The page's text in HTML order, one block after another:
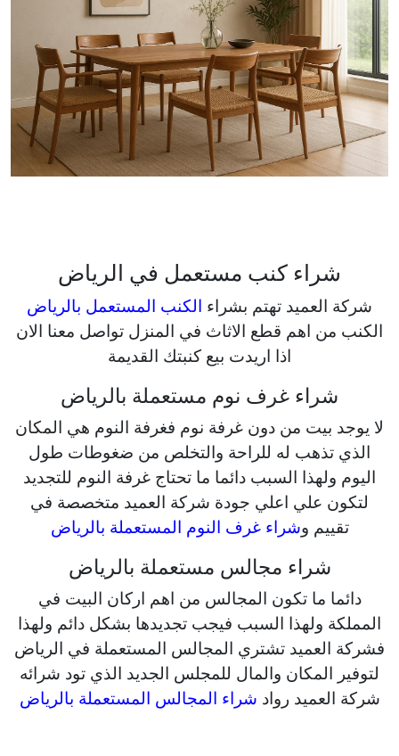
شراء كنب مستعمل في الرياض
شركة العميد تهتم بشراء الكنب المستعمل بالرياض
الكنب من اهم قطع الاثاث في المنزل تواصل معنا الان
اذا اريدت بيع كنبتك القديمة
شراء غرف نوم مستعملة بالرياض
لا يوجد بيت من دون غرفة نوم فغرفة النوم هي المكان
الذي تذهب له للراحة والتخلص من ضغوطات طول
اليوم ولهذا السبب دائما ما تحتاج غرفة النوم للتجديد
لتكون علي اعلي جودة شركة العميد متخصصة في
تقييم وشراء غرف النوم المستعملة بالرياض
شراء مجالس مستعملة بالرياض
دائما ما تكون المجالس من اهم اركان البيت في
المملكة ولهذا السبب فيجب تجديدها بشكل دائم ولهذا
فشركة العميد تشتري المجالس المستعملة في الرياض
لتوفير المكان والمال للمجلس الجديد الذي تود شرائه
شركة العميد رواد شراء المجالس المستعملة بالرياض